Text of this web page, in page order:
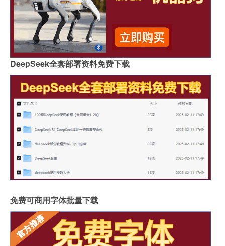
DeepSeek全套部署资料免费下载
免费可商用字体批量下载